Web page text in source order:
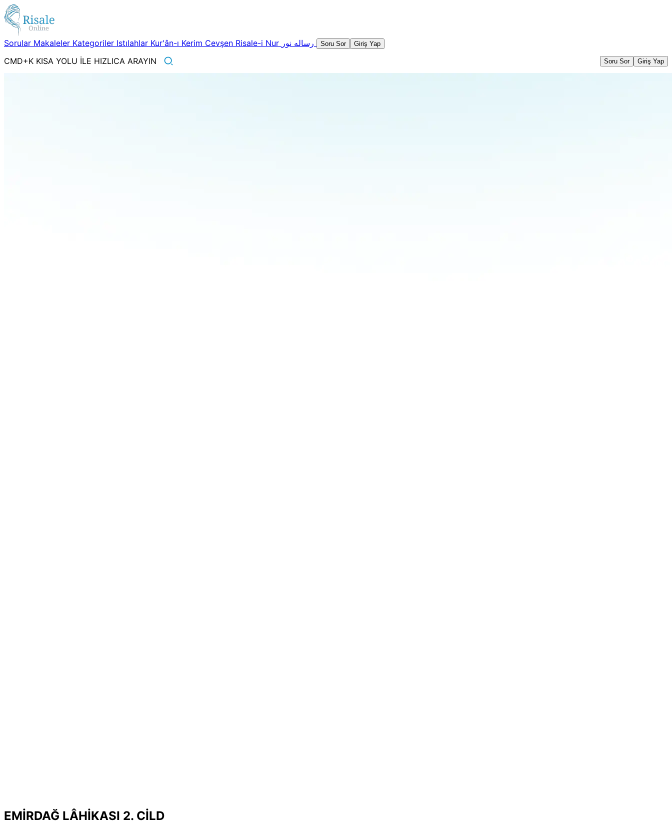
Sorular Makaleler Kategoriler Istılahlar Kur'ân-ı Kerim Cevşen Risale-i Nur Soru Sor Giriş Yap
CMD+K KISA YOLU İLE HIZLICA ARAYIN Soru Sor Giriş Yap
EMİRDAĞ LÂHİKASI 2. CİLD